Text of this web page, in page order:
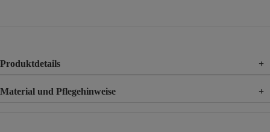
Produktdetails +
Material und Pflegehinweise +